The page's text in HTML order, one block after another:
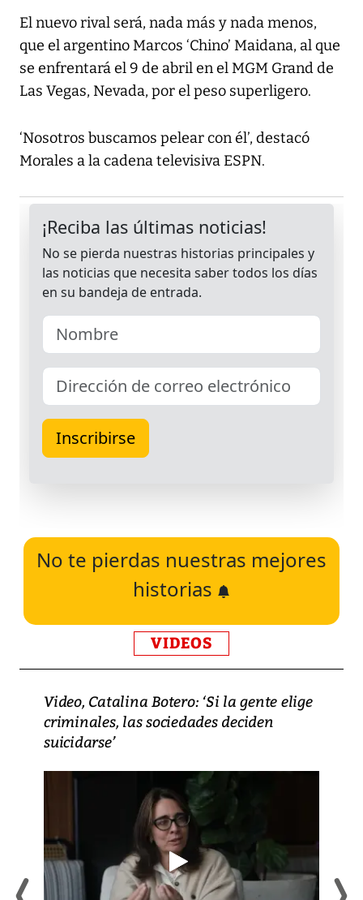
El nuevo rival será, nada más y nada menos,
que el argentino Marcos ‘Chino’ Maidana, al que
se enfrentará el 9 de abril en el MGM Grand de
Las Vegas, Nevada, por el peso superligero.
‘Nosotros buscamos pelear con él’, destacó
Morales a la cadena televisiva ESPN.
No te pierdas nuestras mejores
historias
VIDEOS
Video, Catalina Botero: ‘Si la gente elige
criminales, las sociedades deciden
suicidarse’